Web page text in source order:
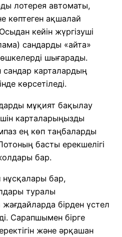
лотерея автоматы,
көптеген ақшалай
кейін жүргізуші
сандарды «айта»
шығарады.
сандар карталардың
көрсетіледі.
мұқият бақылау
карталарыңызды
ең көп таңбаларды
басты ерекшелігі
бар.
нұсқалары бар,
туралы
бірден үстел
Сарапшымен бірге
және әрқашан